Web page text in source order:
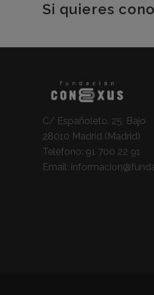
Si quieres
C/ Españoleto, 25, Bajo
28010 Madrid (Madrid)
Teléfono: 91 700 22 91
Email: